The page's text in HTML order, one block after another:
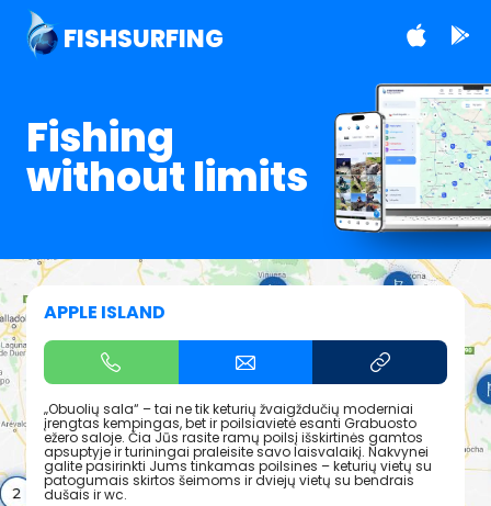
FISHSURFING
Fishing
without limits
APPLE ISLAND
„Obuolių sala“ – tai ne tik keturių žvaigždučių moderniai
įrengtas kempingas, bet ir poilsiavietė esanti Grabuosto
ežero saloje. Čia Jūs rasite ramų poilsį išskirtinės gamtos
apsuptyje ir turiningai praleisite savo laisvalaikį. Nakvynei
galite pasirinkti Jums tinkamas poilsines – keturių vietų su
patogumais skirtos šeimoms ir dviejų vietų su bendrais
dušais ir wc.